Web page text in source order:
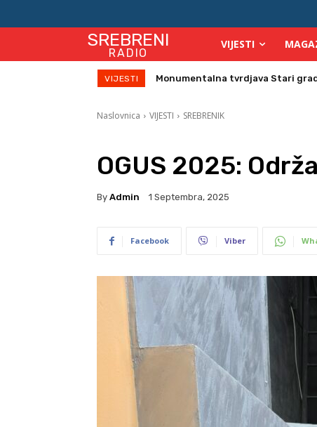
SREBRENI
RADIO
VIJESTI
VIJESTI Direktor Vijeća stranih
Naslovnica VIJESTI SREBRENIK
OGUS 2025:
By Admin 1 Septembra, 2025
Facebook Viber